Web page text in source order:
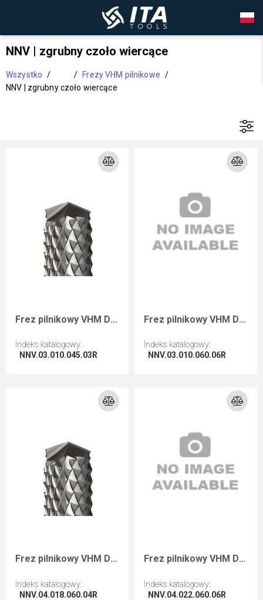
NNV | zgrubny czoło wiercące
Wszystko / / Frezy VHM pilnikowe /
NNV | zgrubny czoło wiercące
Frez pilnikowy VHM D=3 I=10 L=45 S=3 RH zgrubny
Indeks katalogowy:
NNV.03.010.045.03R
Frez pilnikowy VHM D=3 I=10 L=60 S=6 RH zgrubny
Indeks katalogowy:
NNV.03.010.060.06R
Frez pilnikowy VHM D=4 I=18 L=60 S=4 RH zgrubny
Indeks katalogowy:
NNV.04.018.060.04R
Frez pilnikowy VHM D=4 I=22 L=60 S=6 RH zgrubny
Indeks katalogowy:
NNV.04.022.060.06R